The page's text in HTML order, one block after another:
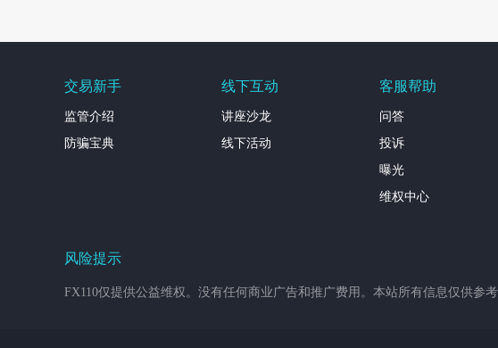
交易新手
监管介绍
防骗宝典
线下互动
讲座沙龙
线下活动
客服帮助
问答
投诉
曝光
维权中心
风险提示
FX110仅提供公益维权。没有任何商业广告和推广费用。本站所有信息仅供